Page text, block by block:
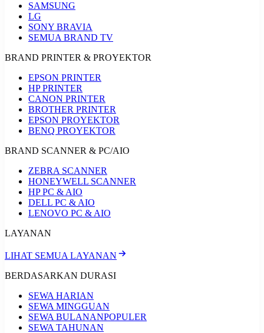
SAMSUNG
LG
SONY BRAVIA
SEMUA BRAND TV
BRAND PRINTER & PROYEKTOR
EPSON PRINTER
HP PRINTER
CANON PRINTER
BROTHER PRINTER
EPSON PROYEKTOR
BENQ PROYEKTOR
BRAND SCANNER & PC/AIO
ZEBRA SCANNER
HONEYWELL SCANNER
HP PC & AIO
DELL PC & AIO
LENOVO PC & AIO
LAYANAN
LIHAT SEMUA LAYANAN
BERDASARKAN DURASI
SEWA HARIAN
SEWA MINGGUAN
SEWA BULANANPOPULER
SEWA TAHUNAN